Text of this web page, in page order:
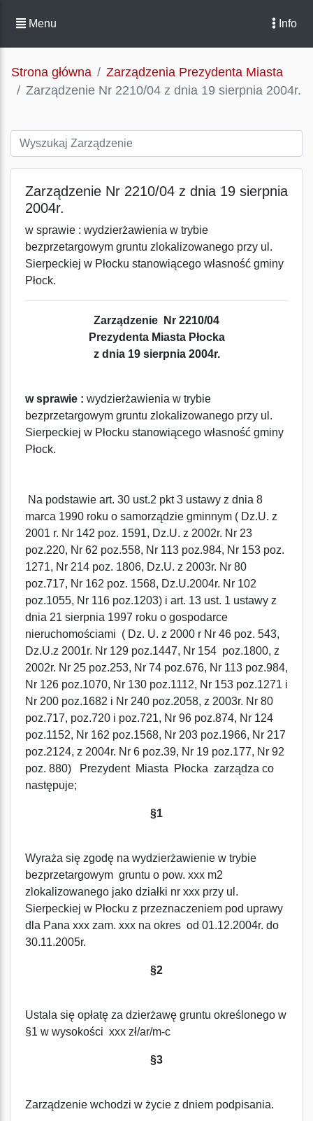
Menu Info
Strona główna
Zarządzenia Prezydenta Miasta
Zarządzenie Nr 2210/04 z dnia 19 sierpnia 2004r.
Zarządzenie Nr 2210/04 z dnia 19 sierpnia
2004r.
w sprawie : wydzierżawienia w trybie
bezprzetargowym gruntu zlokalizowanego przy ul.
Sierpeckiej w Płocku stanowiącego własność gminy
Płock.
Zarządzenie Nr 2210/04
Prezydenta Miasta Płocka
z dnia 19 sierpnia 2004r.
w sprawie : wydzierżawienia w trybie
bezprzetargowym gruntu zlokalizowanego przy ul.
Sierpeckiej w Płocku stanowiącego własność gminy
Płock.
Na podstawie art. 30 ust.2 pkt 3 ustawy z dnia 8
marca 1990 roku o samorządzie gminnym ( Dz.U. z
2001 r. Nr 142 poz. 1591, Dz.U. z 2002r. Nr 23
poz.220, Nr 62 poz.558, Nr 113 poz.984, Nr 153 poz.
1271, Nr 214 poz. 1806, Dz.U. z 2003r. Nr 80
poz.717, Nr 162 poz. 1568, Dz.U.2004r. Nr 102
poz.1055, Nr 116 poz.1203) i art. 13 ust. 1 ustawy z
dnia 21 sierpnia 1997 roku o gospodarce
nieruchomościami ( Dz. U. z 2000 r Nr 46 poz. 543,
Dz.U.z 2001r. Nr 129 poz.1447, Nr 154 poz.1800, z
2002r. Nr 25 poz.253, Nr 74 poz.676, Nr 113 poz.984,
Nr 126 poz.1070, Nr 130 poz.1112, Nr 153 poz.1271 i
Nr 200 poz.1682 i Nr 240 poz.2058, z 2003r. Nr 80
poz.717, poz.720 i poz.721, Nr 96 poz.874, Nr 124
poz.1152, Nr 162 poz.1568, Nr 203 poz.1966, Nr 217
poz.2124, z 2004r. Nr 6 poz.39, Nr 19 poz.177, Nr 92
poz. 880) Prezydent Miasta Płocka zarządza co
następuje;
§1
Wyraża się zgodę na wydzierżawienie w trybie
bezprzetargowym gruntu o pow. xxx m2
zlokalizowanego jako działki nr xxx przy ul.
Sierpeckiej w Płocku z przeznaczeniem pod uprawy
dla Pana xxx zam. xxx na okres od 01.12.2004r. do
30.11.2005r.
§2
Ustala się opłatę za dzierżawę gruntu określonego w
§1 w wysokości xxx zł/ar/m-c
§3
Zarządzenie wchodzi w życie z dniem podpisania.